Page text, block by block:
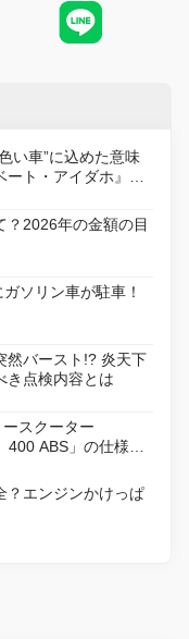
い車”に込めた意味
ート・アイダホ』が
活
？2026年の金額の目
ソリン車が駐車！
然バースト!? 炎天下
き点検内容とは
スクーター
400 ABS」の仕様を
？エンジンかけっぱ